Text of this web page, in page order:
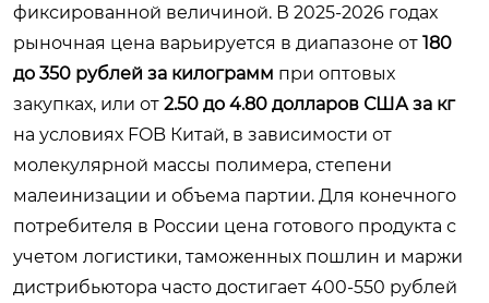
фиксированной величиной. В 2025-2026 годах
рыночная цена варьируется в диапазоне от 180
до 350 рублей за килограмм при оптовых
закупках, или от 2.50 до 4.80 долларов США за кг
на условиях FOB Китай, в зависимости от
молекулярной массы полимера, степени
малеинизации и объема партии. Для конечного
потребителя в России цена готового продукта с
учетом логистики, таможенных пошлин и маржи
дистрибьютора часто достигает 400-550 рублей